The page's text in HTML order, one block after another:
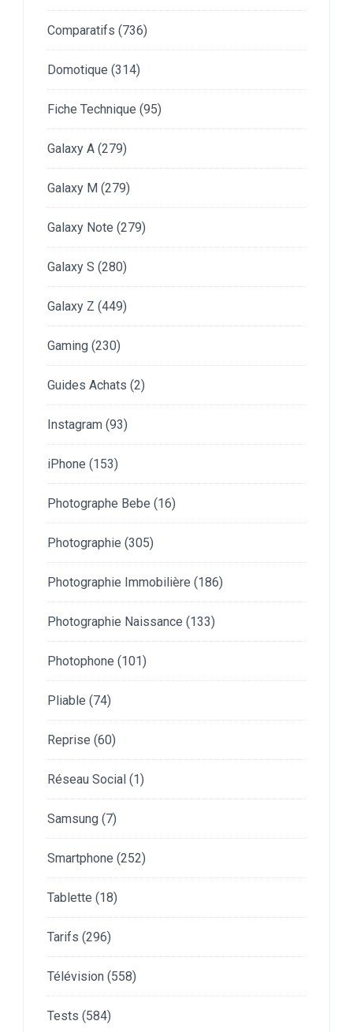
Comparatifs (736)
Domotique (314)
Fiche Technique (95)
Galaxy A (279)
Galaxy M (279)
Galaxy Note (279)
Galaxy S (280)
Galaxy Z (449)
Gaming (230)
Guides Achats (2)
Instagram (93)
iPhone (153)
Photographe Bebe (16)
Photographie (305)
Photographie Immobilière (186)
Photographie Naissance (133)
Photophone (101)
Pliable (74)
Reprise (60)
Réseau Social (1)
Samsung (7)
Smartphone (252)
Tablette (18)
Tarifs (296)
Télévision (558)
Tests (584)